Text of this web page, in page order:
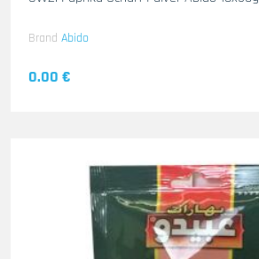
Brand Abido
0.00 €